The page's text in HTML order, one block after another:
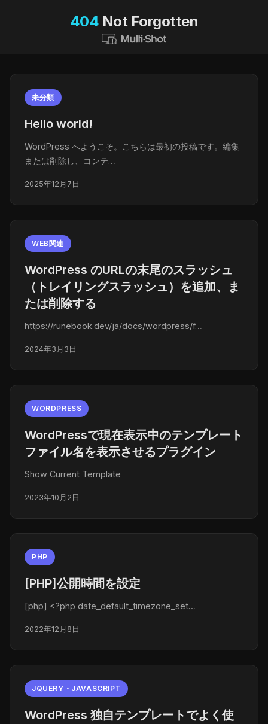
404 Not Forgotten
未分類
Hello world!
WordPress へようこそ。こちらは最初の投稿です。編集
または削除し、コンテ…
2025年12月7日
WEB関連
WordPress のURLの末尾のスラッシュ
（トレイリングスラッシュ）を追加、ま
たは削除する
https://runebook.dev/ja/docs/wordpress/f…
2024年3月3日
WORDPRESS
WordPressで現在表示中のテンプレート
ファイル名を表示させるプラグイン
Show Current Template
2023年10月2日
PHP
[PHP]公開時間を設定
[php] <?php date_default_timezone_set…
2022年12月8日
JQUERY・JAVASCRIPT
WordPress 独自テンプレートでよく使